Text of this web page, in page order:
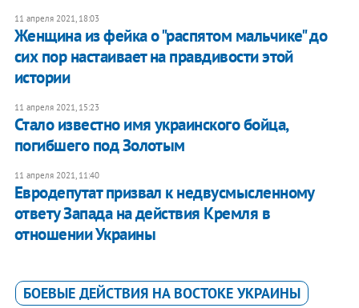
11 апреля 2021, 18:03
Женщина из фейка о "распятом мальчике" до
сих пор настаивает на правдивости этой
истории
11 апреля 2021, 15:23
Стало известно имя украинского бойца,
погибшего под Золотым
11 апреля 2021, 11:40
Евродепутат призвал к недвусмысленному
ответу Запада на действия Кремля в
отношении Украины
БОЕВЫЕ ДЕЙСТВИЯ НА ВОСТОКЕ УКРАИНЫ